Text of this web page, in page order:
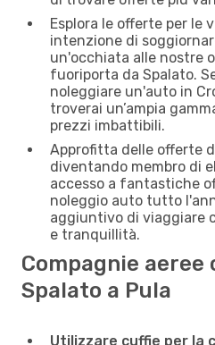
Esplora le offerte per le
intenzione di
un'occhiata alle nostre
fuoriporta da Spalato.
noleggiare un'auto in
troverai un’ampia
prezzi imbattibili.
Approfitta delle offerte
diventando membro di
accesso a fantastiche
noleggio auto tutto
aggiuntivo di viaggiare
e tranquillità.
Compagnie aeree
Spalato a Pula
Utilizzare cuffie per la